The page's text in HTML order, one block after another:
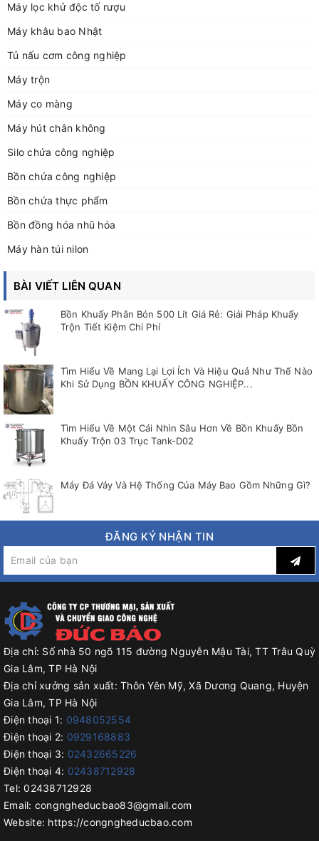
Máy lọc khử độc tố rượu
Máy khâu bao Nhật
Tủ nấu cơm công nghiệp
Máy trộn
Máy co màng
Máy hút chân không
Silo chứa công nghiệp
Bồn chứa công nghiệp
Bồn chứa thực phẩm
Bồn đồng hóa nhũ hóa
Máy hàn túi nilon
BÀI VIẾT LIÊN QUAN
Bồn Khuấy Phân Bón 500 Lít Giá Rẻ: Giải Pháp Khuấy
Trộn Tiết Kiệm Chi Phí
Tìm Hiểu Về Mang Lại Lợi Ích Và Hiệu Quả Như Thế Nào
Khi Sử Dụng BỒN KHUẤY CÔNG NGHIỆP...
Tìm Hiểu Về Một Cái Nhìn Sâu Hơn Về Bồn Khuấy Bồn
Khuấy Trộn 03 Trục Tank-D02
Máy Đá Vảy Và Hệ Thống Của Máy Bao Gồm Những Gì?
ĐĂNG KÝ NHẬN TIN
Địa chỉ: Số nhà 50 ngõ 115 đường Nguyễn Mậu Tài, TT Trâu Quỳ
Gia Lâm, TP Hà Nội
Địa chỉ xưởng sản xuất: Thôn Yên Mỹ, Xã Dương Quang, Huyện
Gia Lâm, TP Hà Nội
Điện thoại 1: 0948052554
Điện thoại 2: 0929168883
Điện thoại 3: 02432665226
Điện thoại 4: 02438712928
Tel: 02438712928
Email: congngheducbao83@gmail.com
Website: https://congngheducbao.com